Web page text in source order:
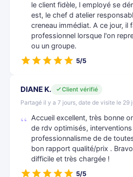
le client fidèle, l employé se
est, le chef d atelier
creneau immédiat. A ce jour, il
professionnel lorsque l'on
ou un groupe.
5/5
DIANE K.
Client vérifié
Partagé il y a 7 jours, date de visite le 29
Accueil excellent, très bonne
de rdv optimisés,
professionnalisme de de
bon rapport qualité/prix .
difficile et très chargée !
5/5